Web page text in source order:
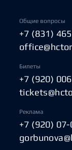
Общие вопросы
+7 (831)
Билеты
+7 (920)
Реклама
+7 (920)